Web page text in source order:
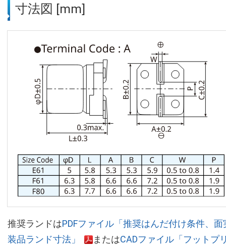
寸法図 [mm]
推奨ランドはPDFファイル「推奨はんだ付け条件、面
装品ランド寸法」
またはCADファイル「フットプ